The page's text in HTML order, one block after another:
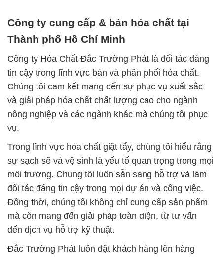
Công ty cung cấp & bán hóa chất tại
Thành phố Hồ Chí Minh
Công ty Hóa Chất Đắc Trường Phát là đối tác đáng
tin cậy trong lĩnh vực bán và phân phối hóa chất.
Chúng tôi cam kết mang đến sự phục vụ xuất sắc
và giải pháp hóa chất chất lượng cao cho ngành
nông nghiệp và các ngành khác mà chúng tôi phục
vụ.
Trong lĩnh vực hóa chất giặt tẩy, chúng tôi hiểu rằng
sự sạch sẽ và vệ sinh là yếu tố quan trọng trong mọi
môi trường. Chúng tôi luôn sẵn sàng hỗ trợ và làm
đối tác đáng tin cậy trong mọi dự án và công việc.
Đồng thời, chúng tôi không chỉ cung cấp sản phẩm
mà còn mang đến giải pháp toàn diện, từ tư vấn
đến dịch vụ hỗ trợ kỹ thuật.
Đắc Trường Phát luôn đặt khách hàng lên hàng